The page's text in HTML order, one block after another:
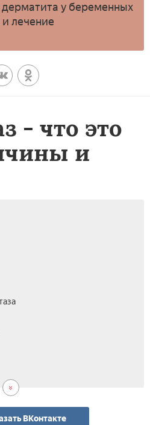
у беременных
лечение
- что это
и
ВКонтакте